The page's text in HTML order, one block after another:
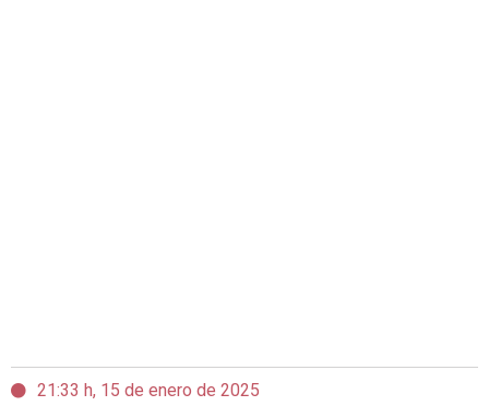
21:33 h, 15 de enero de 2025